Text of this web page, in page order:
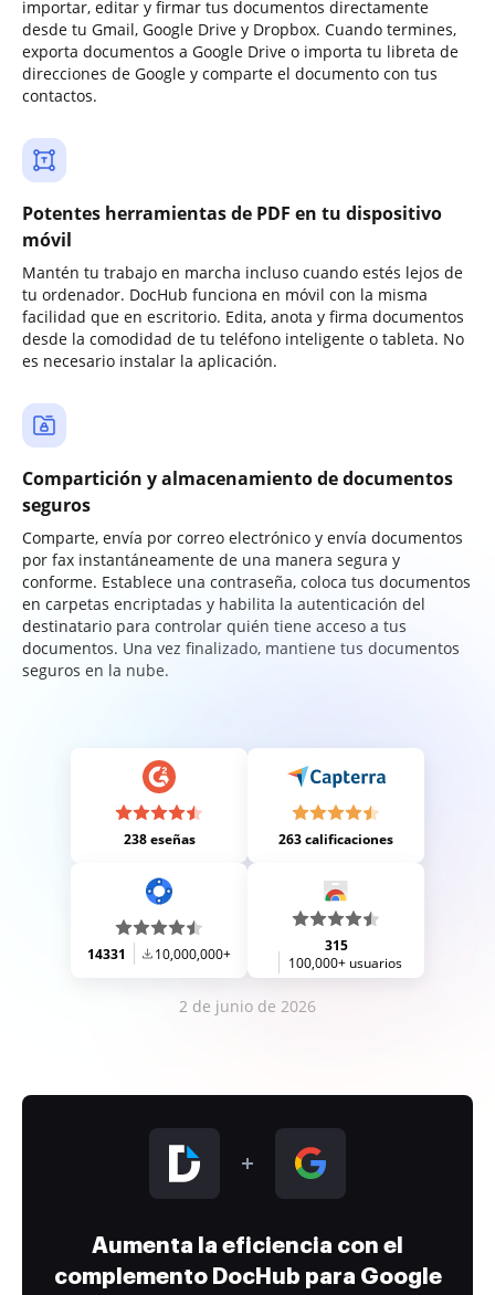
importar, editar y firmar tus documentos directamente
desde tu Gmail, Google Drive y Dropbox. Cuando termines,
exporta documentos a Google Drive o importa tu libreta de
direcciones de Google y comparte el documento con tus
contactos.
Potentes herramientas de PDF en tu dispositivo
móvil
Mantén tu trabajo en marcha incluso cuando estés lejos de
tu ordenador. DocHub funciona en móvil con la misma
facilidad que en escritorio. Edita, anota y firma documentos
desde la comodidad de tu teléfono inteligente o tableta. No
es necesario instalar la aplicación.
Compartición y almacenamiento de documentos
seguros
Comparte, envía por correo electrónico y envía documentos
por fax instantáneamente de una manera segura y
conforme. Establece una contraseña, coloca tus documentos
en carpetas encriptadas y habilita la autenticación del
destinatario para controlar quién tiene acceso a tus
documentos. Una vez finalizado, mantiene tus documentos
seguros en la nube.
238 eseñas 263 calificaciones
14331 10,000,000+
315
100,000+ usuarios
2 de junio de 2026
Aumenta la eficiencia con el
complemento DocHub para Google